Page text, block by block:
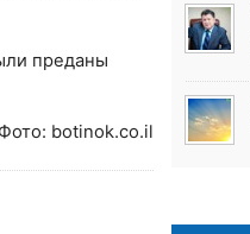
преданы
Фото: botinok.co.il